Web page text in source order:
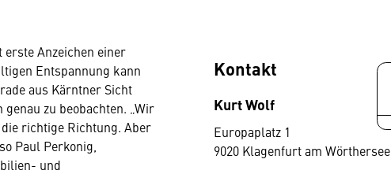
Kontakt
Kurt Wolf
Europaplatz 1
9020 Klagenfurt am Wörthersee
erste Anzeichen einer
Entspannung kann
aus Kärntner Sicht
zu beobachten. „Wir
richtige Richtung. Aber
Paul Perkonig,
und